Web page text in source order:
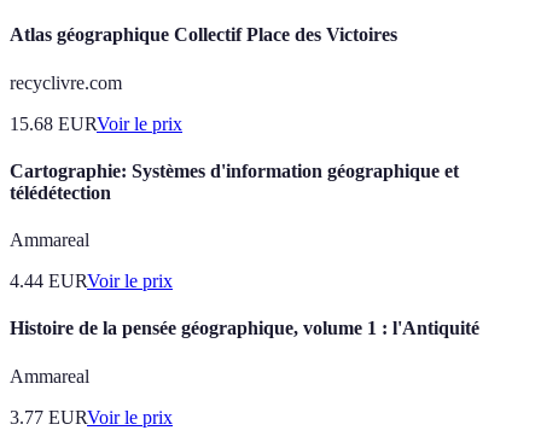
Atlas géographique Collectif Place des Victoires
recyclivre.com
15.68 EURVoir le prix
Cartographie: Systèmes d'information géographique et
télédétection
Ammareal
4.44 EURVoir le prix
Histoire de la pensée géographique, volume 1 : l'Antiquité
Ammareal
3.77 EURVoir le prix